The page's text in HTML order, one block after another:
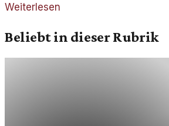
Weiterlesen
Beliebt in dieser Rubrik